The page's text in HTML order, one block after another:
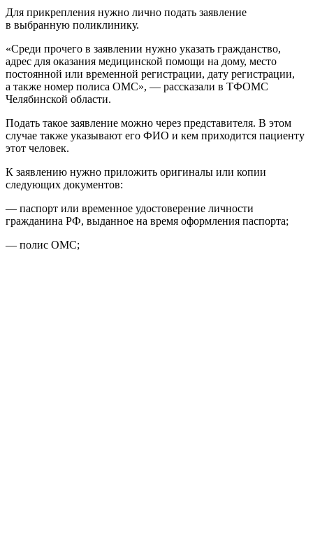
Для прикрепления нужно лично подать заявление
в выбранную поликлинику.
«Среди прочего в заявлении нужно указать гражданство,
адрес для оказания медицинской помощи на дому, место
постоянной или временной регистрации, дату регистрации,
а также номер полиса ОМС», — рассказали в ТФОМС
Челябинской области.
Подать такое заявление можно через представителя. В этом
случае также указывают его ФИО и кем приходится пациенту
этот человек.
К заявлению нужно приложить оригиналы или копии
следующих документов:
— паспорт или временное удостоверение личности
гражданина РФ, выданное на время оформления паспорта;
— полис ОМС;